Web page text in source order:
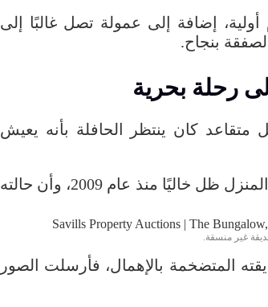
أولية، إضافة إلى عمولة تصل غالبًا
إلى
الصفقة بنجاح.
رحلة بحرية
متقاعد كان ينتظر الحافلة بأنه يعيش
المنزل ظل خاليًا منذ عام 2009، وأن حالته
غير منسقة.
المتضخمة بالإهمال، فأرسلت
الصور